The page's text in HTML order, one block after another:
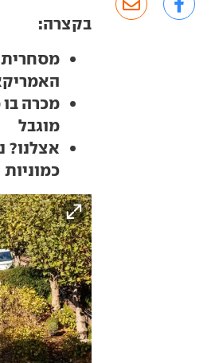
בקצרה:
מסחרית
מכרה בו
מוגבל
אצלנו?
כמוניות